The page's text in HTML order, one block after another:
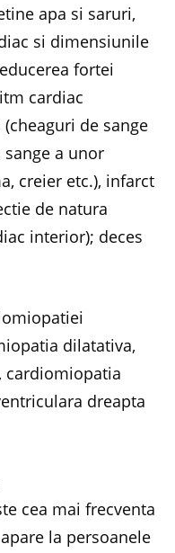
apa si saruri,
si dimensiunile
fortei
cardiac
de sange
a unor
creier etc.), infarct
de natura
interior); deces
dilatativa,
cardiomiopatia
dreapta
cea mai frecventa
la persoanele